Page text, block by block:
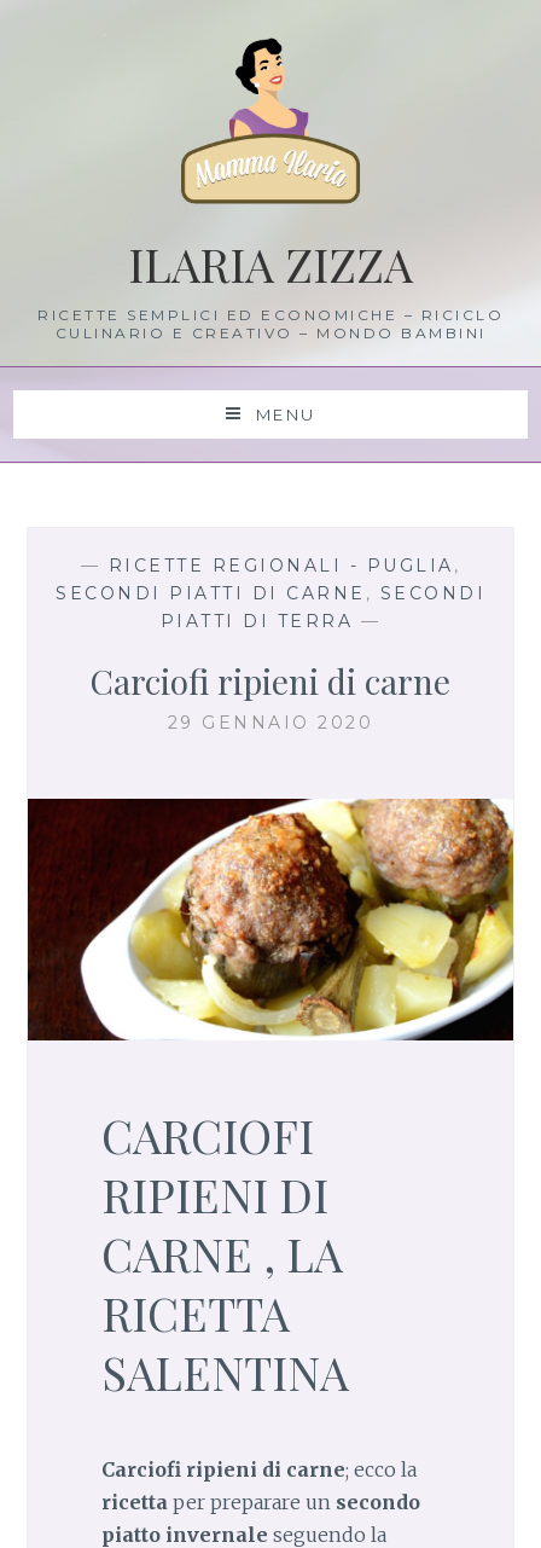
ILARIA ZIZZA
RICETTE SEMPLICI ED ECONOMICHE – RICICLO
CULINARIO E CREATIVO – MONDO BAMBINI
MENU
— RICETTE REGIONALI - PUGLIA ,
SECONDI PIATTI DI CARNE , SECONDI
PIATTI DI TERRA —
Carciofi ripieni di carne
29 GENNAIO 2020
CARCIOFI
RIPIENI DI
CARNE , LA
RICETTA
SALENTINA
Carciofi ripieni di carne; ecco la
ricetta per preparare un secondo
piatto invernale seguendo la